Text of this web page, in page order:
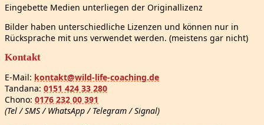
Eingebette Medien unterliegen der Originallizenz
Bilder haben unterschiedliche Lizenzen und können nur in
Rücksprache mit uns verwendet werden. (meistens gar nicht)
Kontakt
E-Mail: kontakt@wild-life-coaching.de
Tandana: 0151 424 33 280
Chono: 0176 232 00 391
(Tel / SMS / WhatsApp / Telegram / Signal)